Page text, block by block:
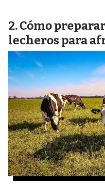
Cómo
lecheros para